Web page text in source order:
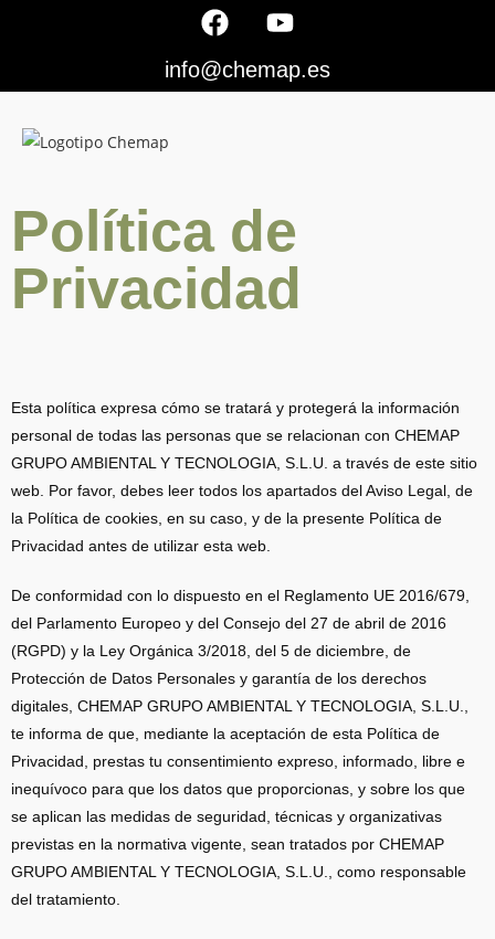
info@chemap.es
Política de
Privacidad
Esta política expresa cómo se tratará y protegerá la información
personal de todas las personas que se relacionan con CHEMAP
GRUPO AMBIENTAL Y TECNOLOGIA, S.L.U. a través de este sitio
web. Por favor, debes leer todos los apartados del Aviso Legal, de
la Política de cookies, en su caso, y de la presente Política de
Privacidad antes de utilizar esta web.
De conformidad con lo dispuesto en el Reglamento UE 2016/679,
del Parlamento Europeo y del Consejo del 27 de abril de 2016
(RGPD) y la Ley Orgánica 3/2018, del 5 de diciembre, de
Protección de Datos Personales y garantía de los derechos
digitales, CHEMAP GRUPO AMBIENTAL Y TECNOLOGIA, S.L.U.,
te informa de que, mediante la aceptación de esta Política de
Privacidad, prestas tu consentimiento expreso, informado, libre e
inequívoco para que los datos que proporcionas, y sobre los que
se aplican las medidas de seguridad, técnicas y organizativas
previstas en la normativa vigente, sean tratados por CHEMAP
GRUPO AMBIENTAL Y TECNOLOGIA, S.L.U., como responsable
del tratamiento.